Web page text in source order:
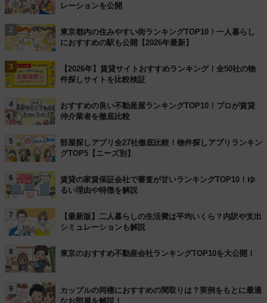
レーションを公開
2
東京都内の住みやすい街ランキングTOP10！一人暮らし
におすすめの駅も公開【2026年最新】
3
【2026年】賃貸サイトおすすめランキング！全50社の物
件探しサイトを比較検証
4
おすすめの良い不動産屋ランキングTOP10！プロが賃貸
仲介業者を徹底比較
5
部屋探しアプリ全27社徹底比較！物件探しアプリランキン
グTOP5【ニーズ別】
6
賃貸の家賃保証会社で審査が甘いランキングTOP10！ゆ
るい理由や特徴を解説
7
【最新版】二人暮らしの生活費は平均いくら？内訳や支出
シミュレーションも解説
8 東京のおすすめ不動産会社ランキングTOP10を大公開！
9
カップルの同棲におすすめの間取りは？実例をもとに最適
なお部屋を解説！